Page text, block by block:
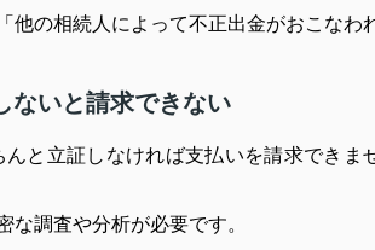
他の相続人によって不正出金がおこなわ
ないと請求できない
と立証しなければ支払いを請求できま
調査や分析が必要です。